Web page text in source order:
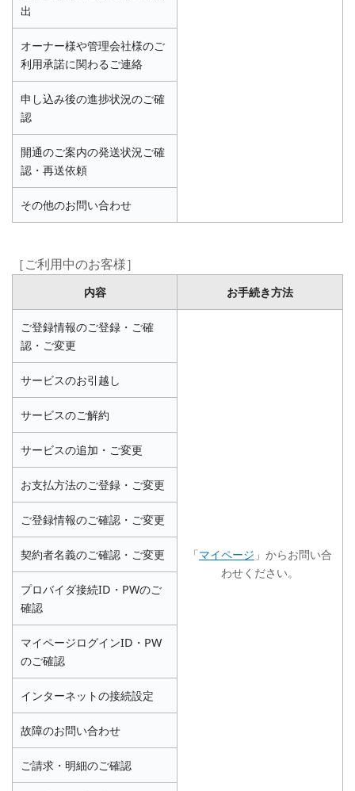
出
オーナー様や管理会社様のご
利用承諾に関わるご連絡
申し込み後の進捗状況のご確
認
開通のご案内の発送状況ご確
認・再送依頼
その他のお問い合わせ
［ご利用中のお客様］
内容 お手続き方法
ご登録情報のご登録・ご確
認・ご変更
「マイページ 」からお問い合
わせください。
サービスのお引越し
サービスのご解約
サービスの追加・ご変更
お支払方法のご登録・ご変更
ご登録情報のご確認・ご変更
契約者名義のご確認・ご変更
プロバイダ接続ID・PWのご
確認
マイページログインID・PW
のご確認
インターネットの接続設定
故障のお問い合わせ
ご請求・明細のご確認